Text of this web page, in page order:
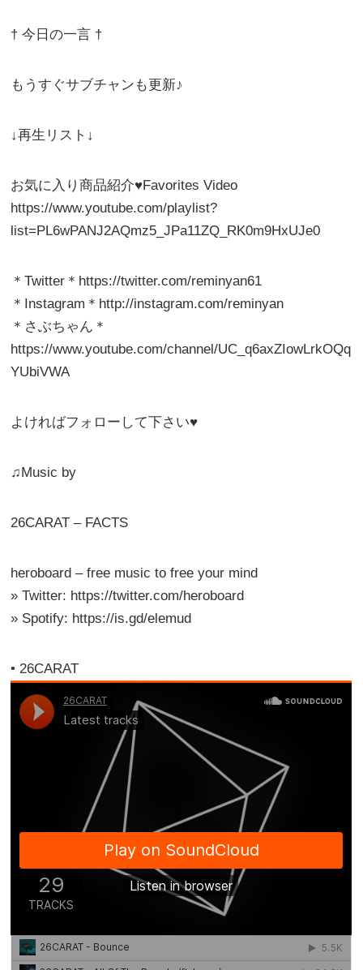
† 今日の一言 †
もうすぐサブチャンも更新♪
↓再生リスト↓
お気に入り商品紹介♥︎Favorites Video
https://www.youtube.com/playlist?
list=PL6wPANJ2AQmz5_JPa11ZQ_RK0m9HxUJe0
＊Twitter＊https://twitter.com/reminyan61
＊Instagram＊http://instagram.com/reminyan
＊さぶちゃん＊
https://www.youtube.com/channel/UC_q6axZIowLrkOQq
YUbiVWA
よければフォローして下さい♥︎
♫Music by
26CARAT – FACTS
heroboard – free music to free your mind
» Twitter: https://twitter.com/heroboard
» Spotify: https://is.gd/elemud
• 26CARAT